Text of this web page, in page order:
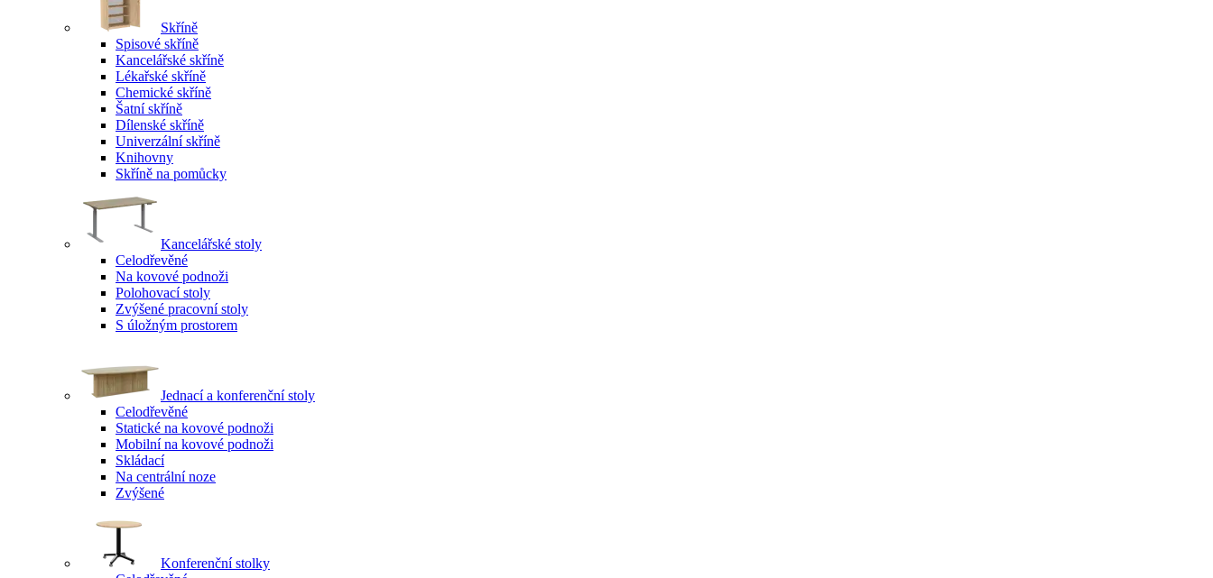
Skříně
Spisové skříně
Kancelářské skříně
Lékařské skříně
Chemické skříně
Šatní skříně
Dílenské skříně
Univerzální skříně
Knihovny
Skříně na pomůcky
Kancelářské stoly
Celodřevěné
Na kovové podnoži
Polohovací stoly
Zvýšené pracovní stoly
S úložným prostorem
Jednací a konferenční stoly
Celodřevěné
Statické na kovové podnoži
Mobilní na kovové podnoži
Skládací
Na centrální noze
Zvýšené
Konferenční stolky